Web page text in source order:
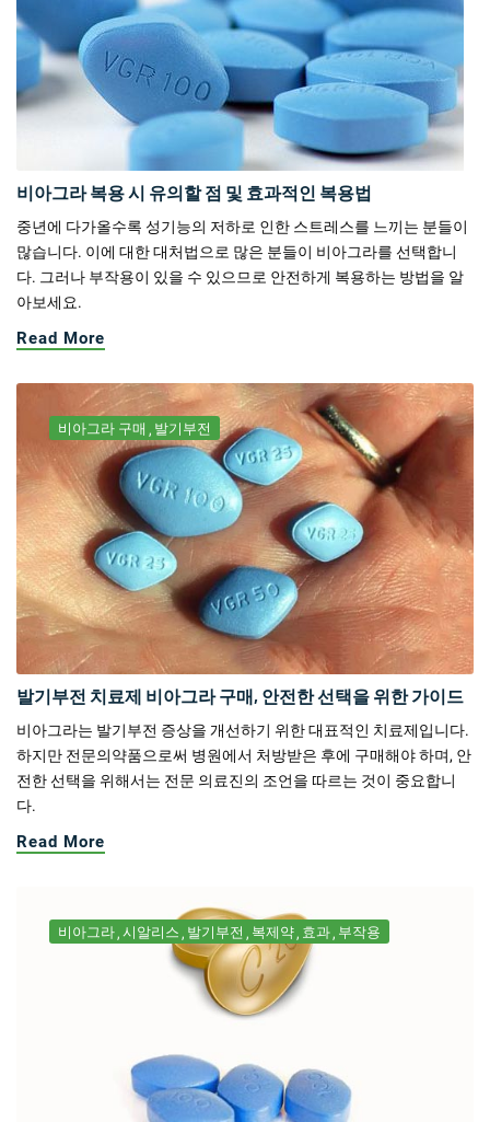
비아그라 복용 시 유의할 점 및 효과적인 복용법
중년에 다가올수록 성기능의 저하로 인한 스트레스를 느끼는 분들이
많습니다. 이에 대한 대처법으로 많은 분들이 비아그라를 선택합니
다. 그러나 부작용이 있을 수 있으므로 안전하게 복용하는 방법을 알
아보세요.
Read More
비아그라 구매 발기부전
발기부전 치료제 비아그라 구매, 안전한 선택을 위한 가이드
비아그라는 발기부전 증상을 개선하기 위한 대표적인 치료제입니다.
하지만 전문의약품으로써 병원에서 처방받은 후에 구매해야 하며, 안
전한 선택을 위해서는 전문 의료진의 조언을 따르는 것이 중요합니
다.
Read More
비아그라 시알리스 발기부전 복제약 효과 부작용